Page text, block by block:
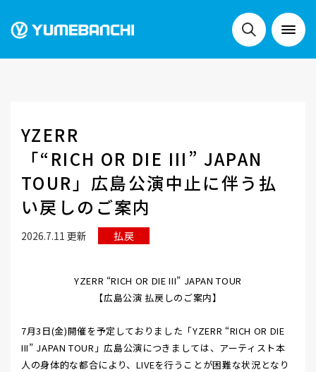
SCHEDULE
FESTIVALS
MEMBER
YZERR
「“RICH OR DIE III” JAPAN
TOUR」広島公演中止に伴う払
い戻しのご案内
2026.7.11 更新 払戻
YZERR “RICH OR DIE III” JAPAN TOUR
【広島公演 払戻しのご案内】
7月3日(金)開催を予定しておりました「YZERR “RICH OR DIE
III” JAPAN TOUR」広島公演につきましては、アーティスト本
人の身体的な都合により、LIVEを行うことが困難な状況となり